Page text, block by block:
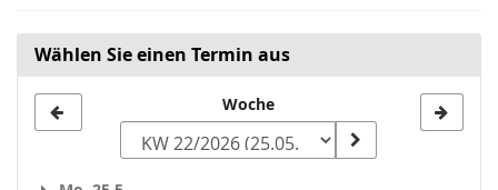
Wählen Sie einen Termin aus
zur
Woche